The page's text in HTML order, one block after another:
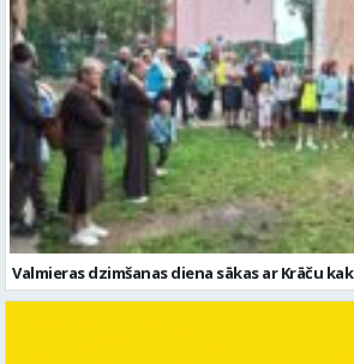
Valmieras dzimšanas diena sākas ar Krāču